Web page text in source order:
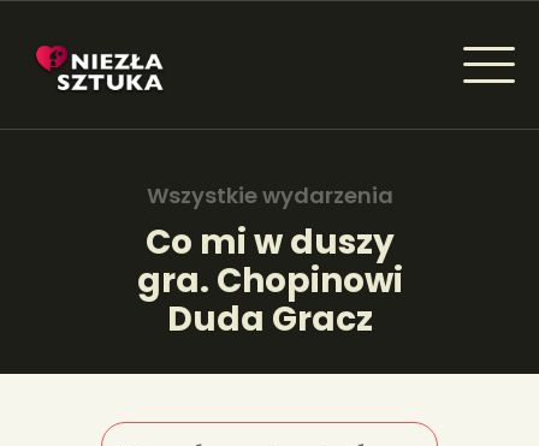
Wszystkie wydarzenia
Co mi w duszy
gra. Chopinowi
Duda Gracz
NIEZŁA SZTUKA - NEWSY
AKTUALNOŚCI